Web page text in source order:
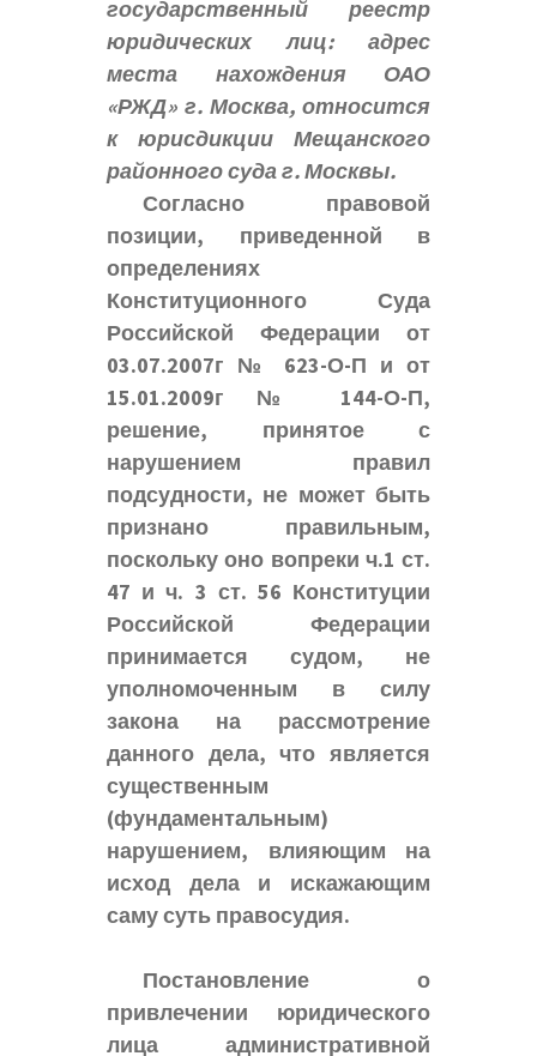
государственный реестр
юридических лиц: адрес
места нахождения ОАО
«РЖД» г. Москва, относится
к юрисдикции Мещанского
районного суда г. Москвы.
Согласно правовой
позиции, приведенной в
определениях
Конституционного Суда
Российской Федерации от
03.07.2007г № 623-О-П и от
15.01.2009г № 144-О-П,
решение, принятое с
нарушением правил
подсудности, не может быть
признано правильным,
поскольку оно вопреки ч.1 ст.
47 и ч. 3 ст. 56 Конституции
Российской Федерации
принимается судом, не
уполномоченным в силу
закона на рассмотрение
данного дела, что является
существенным
(фундаментальным)
нарушением, влияющим на
исход дела и искажающим
саму суть правосудия.
Постановление о
привлечении юридического
лица административной